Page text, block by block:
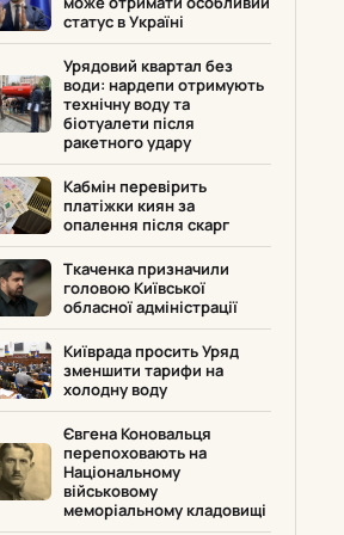
статус в Україні
Урядовий квартал без
води: нардепи отримують
технічну воду та
біотуалети після
ракетного удару
Кабмін перевірить
платіжки киян за
опалення після скарг
Ткаченка призначили
головою Київської
обласної адміністрації
Київрада просить Уряд
зменшити тарифи на
холодну воду
Євгена Коновальця
перепоховають на
Національному
військовому
меморіальному кладовищі